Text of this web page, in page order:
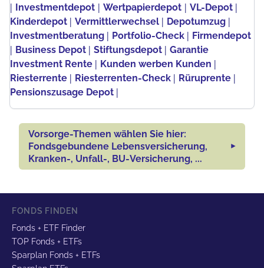
| Investmentdepot | Wertpapierdepot | VL-Depot |
Kinderdepot | Vermittlerwechsel | Depotumzug |
Investmentberatung | Portfolio-Check | Firmendepot
| Business Depot | Stiftungsdepot | Garantie
Investment Rente | Kunden werben Kunden |
Riesterrente | Riesterrenten-Check | Rüruprente |
Pensionszusage Depot |
Vorsorge-Themen wählen Sie hier:
Fondsgebundene Lebensversicherung,
Kranken-, Unfall-, BU-Versicherung, ...
FONDS FINDEN
Fonds + ETF Finder
TOP Fonds + ETFs
Sparplan Fonds + ETFs